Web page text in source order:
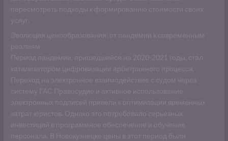
пересмотреть подходы к формированию стоимости своих
услуг.
Эволюция ценообразования: от пандемии к современным
реалиям
Период пандемии, пришедшийся на 2020-2021 годы, стал
катализатором цифровизации арбитражного процесса.
Переход на электронное взаимодействие с судом через
систему ГАС Правосудие и активное использование
электронных подписей привели к оптимизации временных
затрат юристов. Однако это потребовало серьезных
инвестиций в программное обеспечение и обучение
персонала. В Новокузнецке цены в этот период были